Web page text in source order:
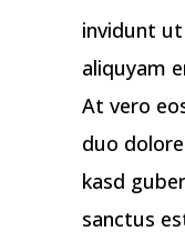
invidunt
aliquyam
At vero
duo
kasd
sanctus